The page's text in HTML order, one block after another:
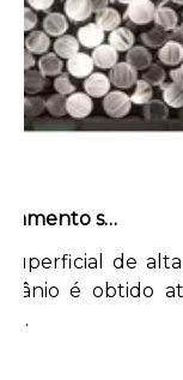
Como obter acabamento superficial de alta precisão em hastes de titânio
de alta
é obtido